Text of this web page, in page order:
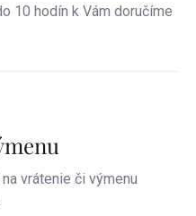
10 hodín k Vám doručíme
vrátenie či výmenu